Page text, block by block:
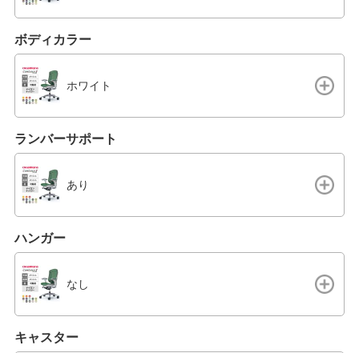
ボディカラー
ホワイト
ランバーサポート
あり
ハンガー
なし
キャスター